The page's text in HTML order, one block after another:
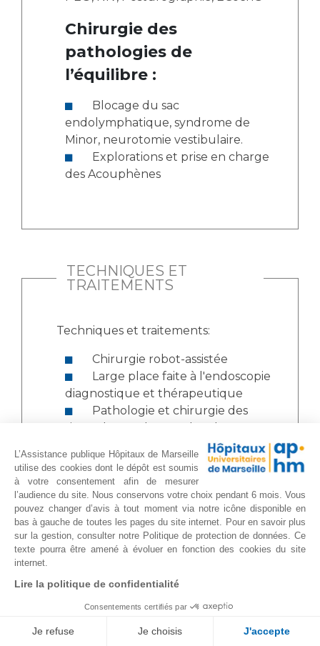
Chirurgie des
pathologies de
l’équilibre :
endolymphatique, syndrome de
Minor, neurotomie vestibulaire.
des Acouphènes
TECHNIQUES ET
TRAITEMENTS
Techniques et traitements:
Chirurgie robot-assistée
diagnostique et thérapeutique
pharyngolaryngée en phoniatrie
aérodynamique des troubles de la
voix et de la parole
Chirurgie sur patient éveillé
du sommeil) - endoscopie sous
Respiratoire nasale :
L’Assistance publique Hôpitaux de Marseille
utilise des cookies dont le dépôt est soumis
à votre consentement afin de mesurer
l’audience du site. Nous conservons votre choix pendant 6 mois. Vous
pouvez changer d’avis à tout moment via notre icône disponible en
bas à gauche de toutes les pages du site internet. Pour en savoir plus
sur la gestion, consulter notre Politique de protection de données. Ce
texte pourra être amené à évoluer en fonction des cookies du site
internet.
Lire la politique de confidentialité
Consentements certifiés par
Je refuse Je choisis J'accepte